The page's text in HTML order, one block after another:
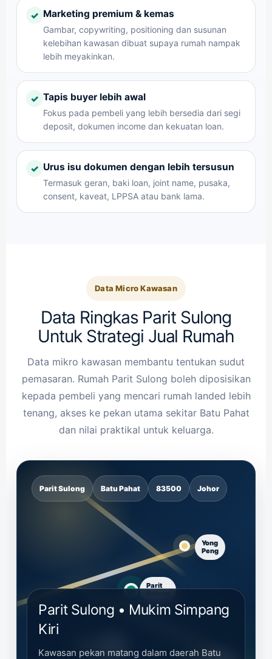
✓ Marketing premium & kemas
Gambar, copywriting, positioning dan susunan
kelebihan kawasan dibuat supaya rumah nampak
lebih meyakinkan.
✓ Tapis buyer lebih awal
Fokus pada pembeli yang lebih bersedia dari segi
deposit, dokumen income dan kekuatan loan.
✓ Urus isu dokumen dengan lebih tersusun
Termasuk geran, baki loan, joint name, pusaka,
consent, kaveat, LPPSA atau bank lama.
Data Micro Kawasan
Data Ringkas Parit Sulong
Untuk Strategi Jual Rumah
Data mikro kawasan membantu tentukan sudut
pemasaran. Rumah Parit Sulong boleh diposisikan
kepada pembeli yang mencari rumah landed lebih
tenang, akses ke pekan utama sekitar Batu Pahat
dan nilai praktikal untuk keluarga.
Parit Sulong Batu Pahat 83500 Johor
Parit Sulong • Mukim Simpang
Kiri
Kawasan pekan matang dalam daerah Batu